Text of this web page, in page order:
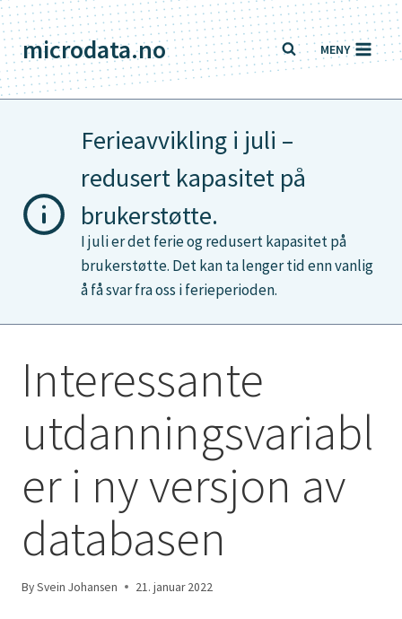
Skip
to
contentmicrodata.no MENY
Ferieavvikling i juli –
redusert kapasitet på
brukerstøtte.
I juli er det ferie og redusert kapasitet på
brukerstøtte. Det kan ta lenger tid enn vanlig
å få svar fra oss i ferieperioden.
Interessante
utdanningsvariabl
er i ny versjon av
databasen
BySvein Johansen 21. januar 2022